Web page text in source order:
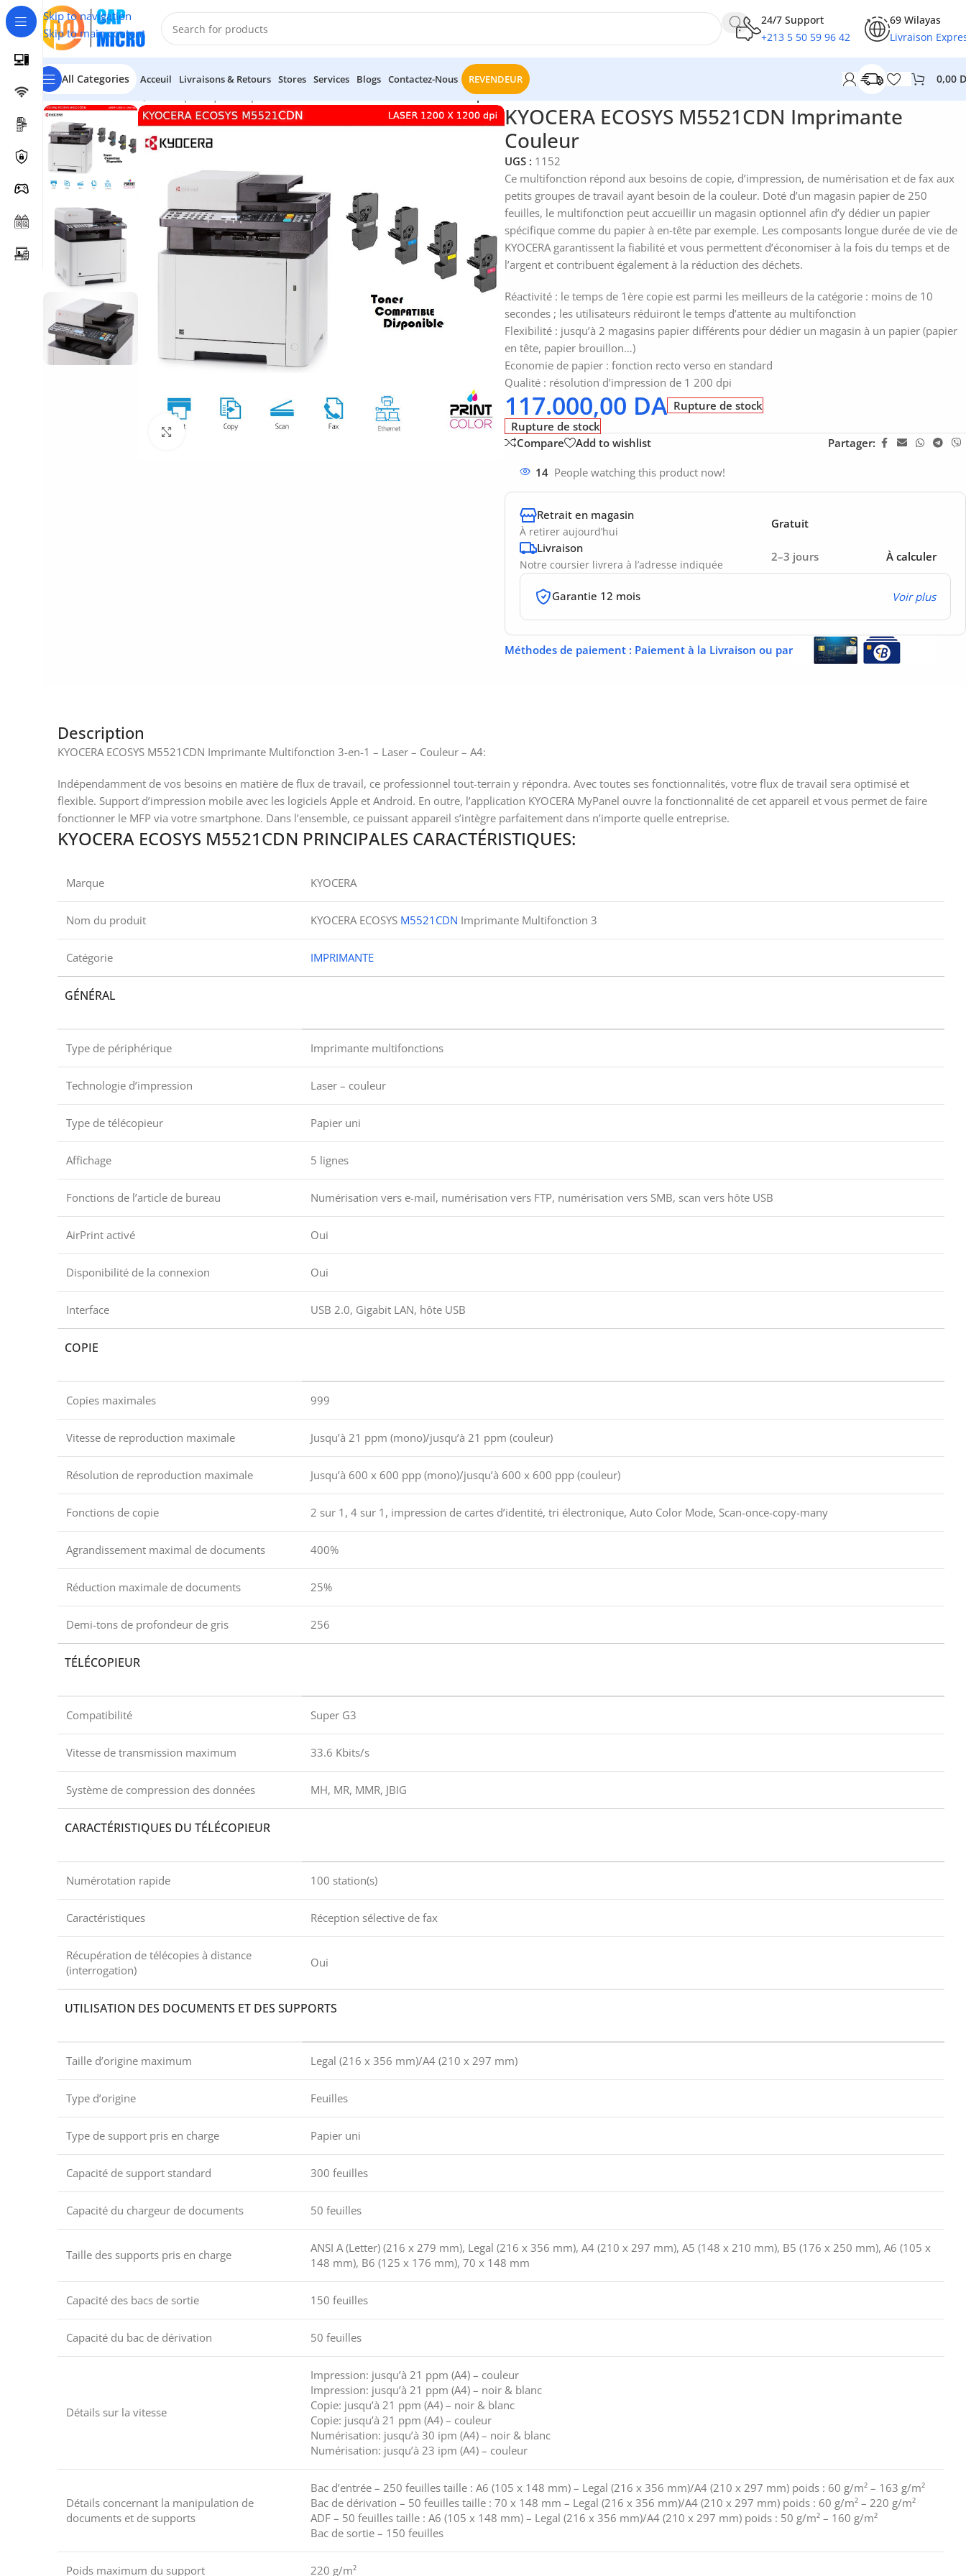
Skip to navigation
Skip to main content
24/7 Support
+213 5 50 59 96 42
69 Wilayas
Livraison
All Categories Acceuil Livraisons & Retours Stores Services Blogs Contactez-Nous REVENDEUR 0,00
Accueil/INFORMATIQUE KYOCERA ECOSYS M5521CDN Imprimante Couleur
Click to enlarge
KYOCERA ECOSYS M5521CDN Imprimante
Couleur
UGS : 1152
Ce multifonction répond aux besoins de copie, d’impression, de numérisation et de fax aux
petits groupes de travail ayant besoin de la couleur. Doté d’un magasin papier de 250
feuilles, le multifonction peut accueillir un magasin optionnel afin d’y dédier un papier
spécifique comme du papier à en-tête par exemple. Les composants longue durée de vie de
KYOCERA garantissent la fiabilité et vous permettent d’économiser à la fois du temps et de
l’argent et contribuent également à la réduction des déchets.
Réactivité : le temps de 1ère copie est parmi les meilleurs de la catégorie : moins de 10
secondes ; les utilisateurs réduiront le temps d’attente au multifonction
Flexibilité : jusqu’à 2 magasins papier différents pour dédier un magasin à un papier (papier
en tête, papier brouillon…)
Economie de papier : fonction recto verso en standard
Qualité : résolution d’impression de 1 200 dpi
117.000,00 DA Rupture de stock
Rupture de stock
Compare
Add to wishlist Partager:
14 People watching this product now!
Retrait en magasin
À retirer aujourd’hui
Gratuit
Livraison
Notre coursier livrera à l’adresse indiquée
2–3 jours À calculer
Garantie 12 mois Voir plus
Méthodes de paiement : Paiement à la Livraison ou par
Description
KYOCERA ECOSYS M5521CDN Imprimante Multifonction 3-en-1 – Laser – Couleur – A4:
Indépendamment de vos besoins en matière de flux de travail, ce professionnel tout-terrain y répondra. Avec toutes ses fonctionnalités, votre flux de travail sera optimisé et
flexible. Support d’impression mobile avec les logiciels Apple et Android. En outre, l’application KYOCERA MyPanel ouvre la fonctionnalité de cet appareil et vous permet de faire
fonctionner le MFP via votre smartphone. Dans l’ensemble, ce puissant appareil s’intègre parfaitement dans n’importe quelle entreprise.
KYOCERA ECOSYS M5521CDN PRINCIPALES CARACTÉRISTIQUES:
Marque KYOCERA
Nom du produit KYOCERA ECOSYS M5521CDN Imprimante Multifonction 3
Catégorie IMPRIMANTE
GÉNÉRAL
Type de périphérique Imprimante multifonctions
Technologie d’impression Laser – couleur
Type de télécopieur Papier uni
Affichage 5 lignes
Fonctions de l’article de bureau Numérisation vers e-mail, numérisation vers FTP, numérisation vers SMB, scan vers hôte USB
AirPrint activé Oui
Disponibilité de la connexion Oui
Interface USB 2.0, Gigabit LAN, hôte USB
COPIE
Copies maximales 999
Vitesse de reproduction maximale Jusqu’à 21 ppm (mono)/jusqu’à 21 ppm (couleur)
Résolution de reproduction maximale Jusqu’à 600 x 600 ppp (mono)/jusqu’à 600 x 600 ppp (couleur)
Fonctions de copie 2 sur 1, 4 sur 1, impression de cartes d’identité, tri électronique, Auto Color Mode, Scan-once-copy-many
Agrandissement maximal de documents 400%
Réduction maximale de documents 25%
Demi-tons de profondeur de gris 256
TÉLÉCOPIEUR
Compatibilité Super G3
Vitesse de transmission maximum 33.6 Kbits/s
Système de compression des données MH, MR, MMR, JBIG
CARACTÉRISTIQUES DU TÉLÉCOPIEUR
Numérotation rapide 100 station(s)
Caractéristiques Réception sélective de fax
Récupération de télécopies à distance
(interrogation)
Oui
UTILISATION DES DOCUMENTS ET DES SUPPORTS
Taille d’origine maximum Legal (216 x 356 mm)/A4 (210 x 297 mm)
Type d’origine Feuilles
Type de support pris en charge Papier uni
Capacité de support standard 300 feuilles
Capacité du chargeur de documents 50 feuilles
Taille des supports pris en charge
ANSI A (Letter) (216 x 279 mm), Legal (216 x 356 mm), A4 (210 x 297 mm), A5 (148 x 210 mm), B5 (176 x 250 mm), A6 (105 x
148 mm), B6 (125 x 176 mm), 70 x 148 mm
Capacité des bacs de sortie 150 feuilles
Capacité du bac de dérivation 50 feuilles
Détails sur la vitesse
Impression: jusqu’à 21 ppm (A4) – couleur
Impression: jusqu’à 21 ppm (A4) – noir & blanc
Copie: jusqu’à 21 ppm (A4) – noir & blanc
Copie: jusqu’à 21 ppm (A4) – couleur
Numérisation: jusqu’à 30 ipm (A4) – noir & blanc
Numérisation: jusqu’à 23 ipm (A4) – couleur
Détails concernant la manipulation de
documents et de supports
Bac d’entrée – 250 feuilles taille : A6 (105 x 148 mm) – Legal (216 x 356 mm)/A4 (210 x 297 mm) poids : 60 g/m² – 163 g/m²
Bac de dérivation – 50 feuilles taille : 70 x 148 mm – Legal (216 x 356 mm)/A4 (210 x 297 mm) poids : 60 g/m² – 220 g/m²
ADF – 50 feuilles taille : A6 (105 x 148 mm) – Legal (216 x 356 mm)/A4 (210 x 297 mm) poids : 50 g/m² – 160 g/m²
Bac de sortie – 150 feuilles
Poids maximum du support 220 g/m²